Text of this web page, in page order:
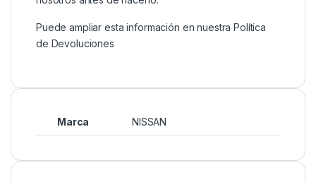
Puede ampliar esta información en nuestraPolítica
de Devoluciones
Marca NISSAN